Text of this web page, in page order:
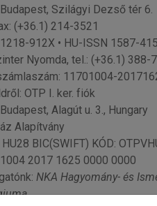
Szilágyi Dezső tér 6.
(+36.1) 214-3521
912X • HU-ISSN 1587-
Nyomda, tel.: (+36.1) 388-
11701004-
OTP I. ker. fiók
Alagút u. 3., Hungary
Alapítvány
BIC(SWIFT) KÓD:
2017 1625 0000 0000
NKA Hagyomány- és